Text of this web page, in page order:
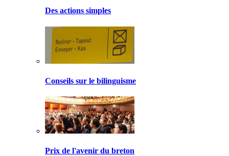
Des actions simples
Conseils sur le bilinguisme
Prix de l'avenir du breton